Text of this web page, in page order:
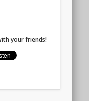
your friends!